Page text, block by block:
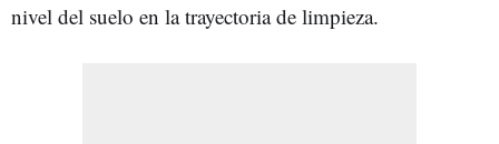
nivel del suelo en la trayectoria de limpieza.